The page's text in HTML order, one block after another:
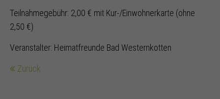
Teilnahmegebühr: 2,00 € mit Kur-/Einwohnerkarte (ohne
2,50 €)
Veranstalter: Heimatfreunde Bad Westernkotten
Zurück